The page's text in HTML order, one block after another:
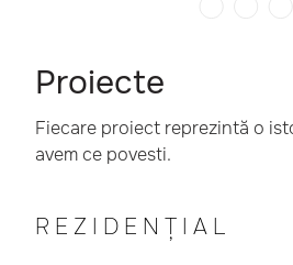
Proiecte
Fiecare proiect reprezintă o
avem ce povesti.
REZIDENȚIAL